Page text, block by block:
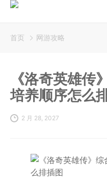
首页 网游攻略
《洛奇英雄传
培养顺序怎么
2 月 28, 2027